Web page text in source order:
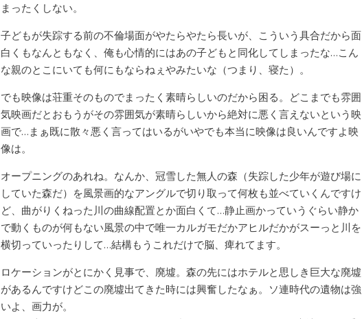
まったくしない。
子どもが失踪する前の不倫場面がやたらやたら長いが、こういう具合だから面
白くもなんともなく、俺も心情的にはあの子どもと同化してしまったな…こん
な親のとこにいても何にもならねぇやみたいな（つまり、寝た）。
でも映像は荘重そのものでまったく素晴らしいのだから困る。どこまでも雰囲
気映画だとおもうがその雰囲気が素晴らしいから絶対に悪く言えないという映
画で…まぁ既に散々悪く言ってはいるがいやでも本当に映像は良いんですよ映
像は。
オープニングのあれね。なんか、冠雪した無人の森（失踪した少年が遊び場に
していた森だ）を風景画的なアングルで切り取って何枚も並べていくんですけ
ど、曲がりくねった川の曲線配置とか面白くて…静止画かっていうぐらい静か
で動くものが何もない風景の中で唯一カルガモだかアヒルだかがスーっと川を
横切っていったりして…結構もうこれだけで脳、痺れてます。
ロケーションがとにかく見事で、廃墟。森の先にはホテルと思しき巨大な廃墟
があるんですけどこの廃墟出てきた時には興奮したなぁ。ソ連時代の遺物は強
いよ、画力が。